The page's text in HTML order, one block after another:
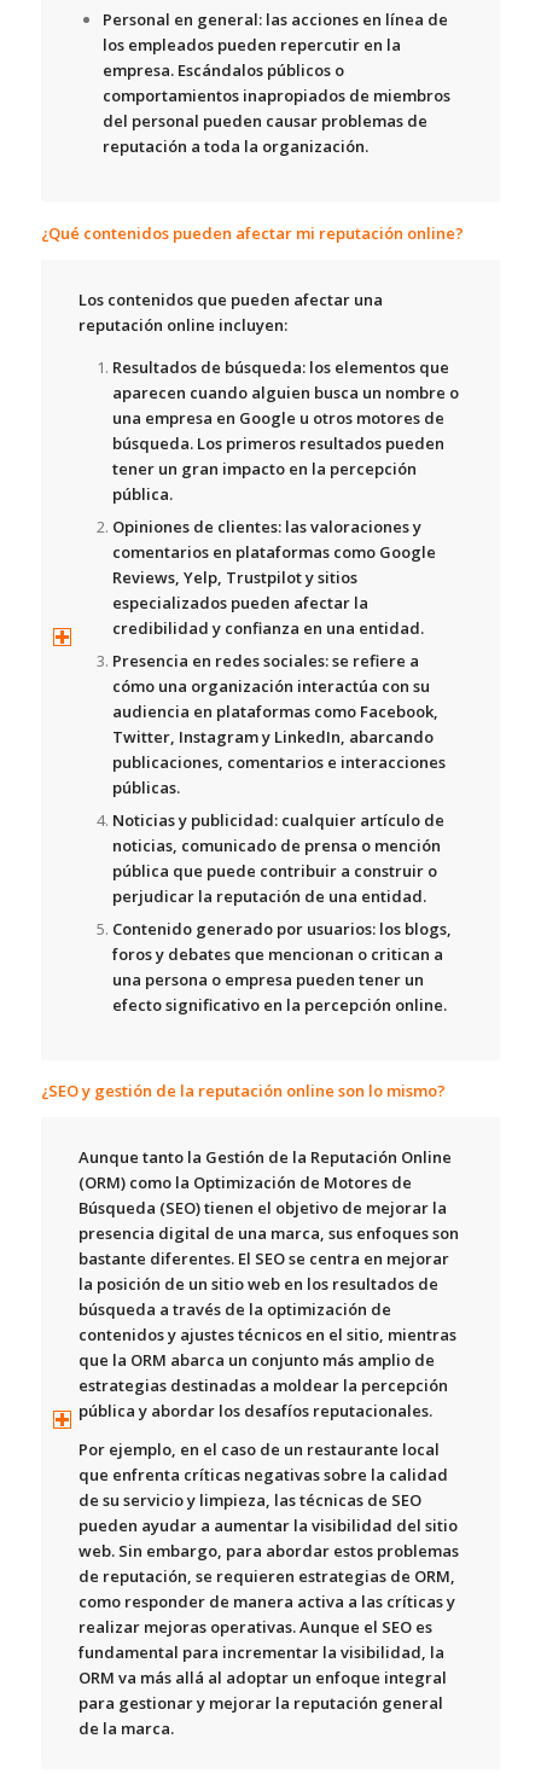
Personal en general:las acciones en línea de
los empleados pueden repercutir en la
empresa. Escándalos públicos o
comportamientos inapropiados de miembros
del personal pueden causar problemas de
reputación a toda la organización.
¿Qué contenidos pueden afectar mi reputación online?
Los contenidos que pueden afectar una
reputación online incluyen:
Resultados de búsqueda:los elementos que
aparecen cuando alguien busca un nombre o
una empresa en Google u otros motores de
búsqueda. Los primeros resultados pueden
tener un gran impacto en la percepción
pública.
Opiniones de clientes:las valoraciones y
comentarios en plataformas como Google
Reviews, Yelp, Trustpilot y sitios
especializados pueden afectar la
credibilidad y confianza en una entidad.
Presencia en redes sociales:se refiere a
cómo una organización interactúa con su
audiencia en plataformas como Facebook,
Twitter, Instagram y LinkedIn, abarcando
publicaciones, comentarios e interacciones
públicas.
Noticias y publicidad:cualquier artículo de
noticias, comunicado de prensa o mención
pública que puede contribuir a construir o
perjudicar la reputación de una entidad.
Contenido generado por usuarios:los blogs,
foros y debates que mencionan o critican a
una persona o empresa pueden tener un
efecto significativo en la percepción online.
¿SEO y gestión de la reputación online son lo mismo?
Aunque tanto la Gestión de la Reputación Online
(ORM)como la Optimización de Motores de
Búsqueda (SEO)tienen el objetivo de mejorar la
presencia digital de una marca, sus enfoques son
bastante diferentes. El SEO se centra en mejorar
la posición de un sitio web en los resultados de
búsqueda a través de la optimización de
contenidos y ajustes técnicos en el sitio, mientras
que la ORM abarca un conjunto más amplio de
estrategias destinadas a moldear la percepción
pública y abordar los desafíos reputacionales.
Por ejemplo, en el caso de un restaurante local
que enfrenta críticas negativas sobre la calidad
de su servicio y limpieza, las técnicas de SEO
pueden ayudar a aumentar la visibilidad del sitio
web. Sin embargo, para abordar estos problemas
de reputación, se requieren estrategias de ORM,
como responder de manera activa a las críticas y
realizar mejoras operativas.Aunque el SEO es
fundamental para incrementar la visibilidad, la
ORM va más allá al adoptar un enfoque integral
para gestionar y mejorar la reputación general
de la marca.